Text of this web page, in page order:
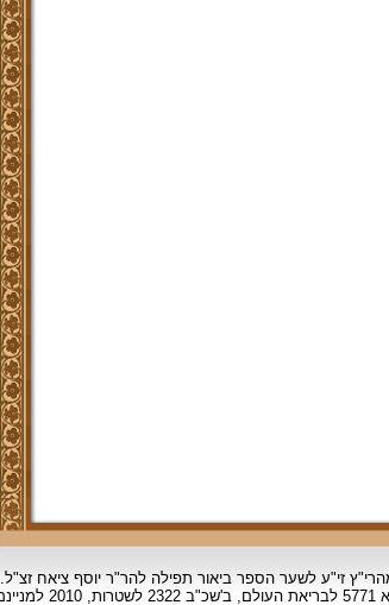
זי"ע לשער הספר ביאור תפילה להר"ר יוסף ציאח זצ"ל.
למניינם.